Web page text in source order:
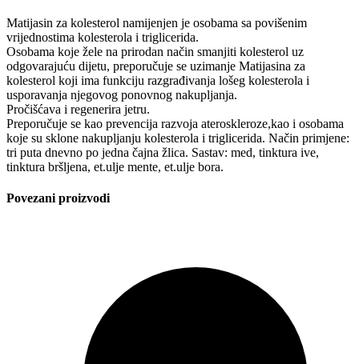
Matijasin za kolesterol namijenjen je osobama sa povišenim
vrijednostima kolesterola i triglicerida.
Osobama koje žele na prirodan način smanjiti kolesterol uz
odgovarajuću dijetu, preporučuje se uzimanje Matijasina za
kolesterol koji ima funkciju razgrađivanja lošeg kolesterola i
usporavanja njegovog ponovnog nakupljanja.
Pročišćava i regenerira jetru.
Preporučuje se kao prevencija razvoja ateroskleroze,kao i osobama
koje su sklone nakupljanju kolesterola i triglicerida. Način primjene:
tri puta dnevno po jedna čajna žlica. Sastav: med, tinktura ive,
tinktura bršljena, et.ulje mente, et.ulje bora.
Povezani proizvodi